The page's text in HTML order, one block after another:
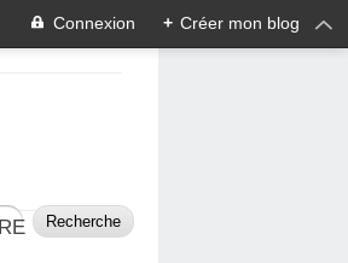
Connexion + Créer mon blog